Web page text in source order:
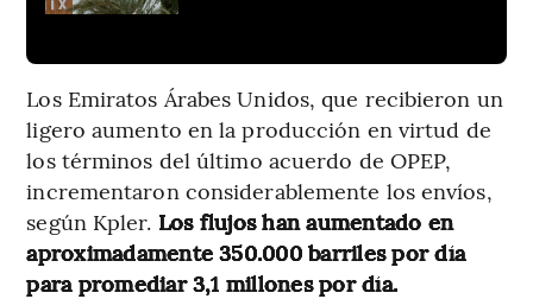
Los Emiratos Árabes Unidos, que recibieron un
ligero aumento en la producción en virtud de
los términos del último acuerdo de OPEP,
incrementaron considerablemente los envíos,
según Kpler. Los flujos han aumentado en
aproximadamente 350.000 barriles por día
para promediar 3,1 millones por día.